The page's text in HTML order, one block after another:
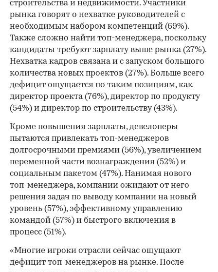
строительства и недвижимости. Участники
рынка говорят о нехватке руководителей с
необходимым набором компетенций (69%).
Также сложно найти топ-менеджера, поскольку
кандидаты требуют зарплату выше рынка (27%).
Нехватка кадров связана и с запуском большого
количества новых проектов (27%). Больше всего
дефицит ощущается по таким позициям, как
директор проекта (76%), директор по продукту
(54%) и директор по строительству (43%).
Кроме повышения зарплаты, девелоперы
пытаются привлекать топ-менеджеров
долгосрочными премиями (56%), увеличением
переменной части вознаграждения (52%) и
социальным пакетом (47%). Нанимая нового
топ-менеджера, компании ожидают от него
решения задач по выводу компании на новый
уровень (57%), эффективному управлению
командой (57%) и быстрого включения в
процесс (51%).
«Многие игроки отрасли сейчас ощущают
дефицит топ-менеджеров на рынке. После